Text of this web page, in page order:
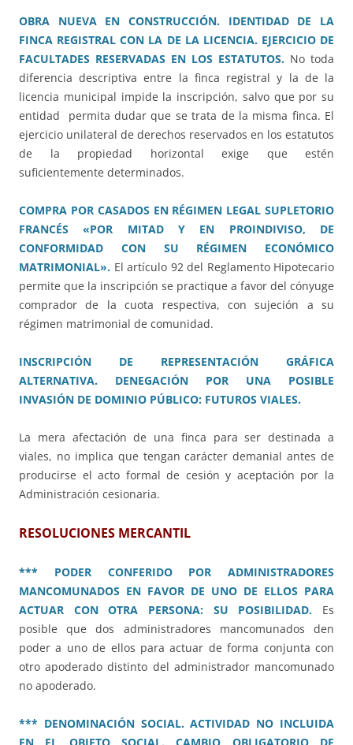
OBRA NUEVA EN CONSTRUCCIÓN. IDENTIDAD DE LA
FINCA REGISTRAL CON LA DE LA LICENCIA. EJERCICIO DE
FACULTADES RESERVADAS EN LOS ESTATUTOS. No toda
diferencia descriptiva entre la finca registral y la de la
licencia municipal impide la inscripción, salvo que por su
entidad permita dudar que se trata de la misma finca. El
ejercicio unilateral de derechos reservados en los estatutos
de la propiedad horizontal exige que estén
suficientemente determinados.
COMPRA POR CASADOS EN RÉGIMEN LEGAL SUPLETORIO
FRANCÉS «POR MITAD Y EN PROINDIVISO, DE
CONFORMIDAD CON SU RÉGIMEN ECONÓMICO
MATRIMONIAL». El artículo 92 del Reglamento Hipotecario
permite que la inscripción se practique a favor del cónyuge
comprador de la cuota respectiva, con sujeción a su
régimen matrimonial de comunidad.
INSCRIPCIÓN DE REPRESENTACIÓN GRÁFICA
ALTERNATIVA. DENEGACIÓN POR UNA POSIBLE
INVASIÓN DE DOMINIO PÚBLICO: FUTUROS VIALES.
La mera afectación de una finca para ser destinada a
viales, no implica que tengan carácter demanial antes de
producirse el acto formal de cesión y aceptación por la
Administración cesionaria.
RESOLUCIONES MERCANTIL
*** PODER CONFERIDO POR ADMINISTRADORES
MANCOMUNADOS EN FAVOR DE UNO DE ELLOS PARA
ACTUAR CON OTRA PERSONA: SU POSIBILIDAD. Es
posible que dos administradores mancomunados den
poder a uno de ellos para actuar de forma conjunta con
otro apoderado distinto del administrador mancomunado
no apoderado.
*** DENOMINACIÓN SOCIAL. ACTIVIDAD NO INCLUIDA